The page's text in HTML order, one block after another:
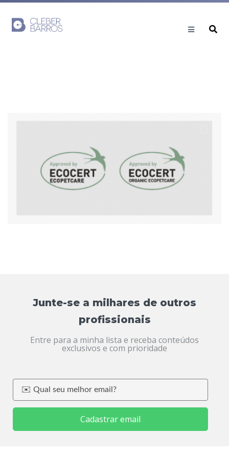
Junte-se a milhares de outros
profissionais
Entre para a minha lista e receba conteúdos
exclusivos e com prioridade
Cadastrar email